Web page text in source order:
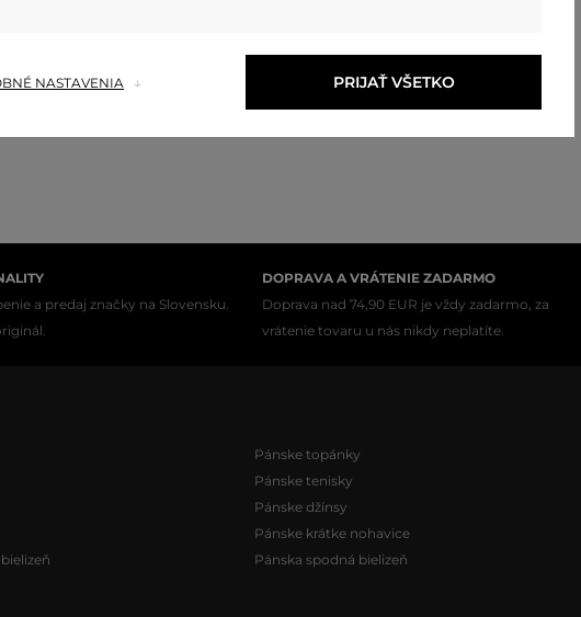
Dostupné veľkosti:
M
a predaj značky na Slovensku.
DOPRAVA A VRÁTENIE ZADARMO
Doprava nad 74,90 EUR je vždy zadarmo, za
vrátenie tovaru u nás nikdy neplatíte.
Pánske topánky
Pánske tenisky
Pánske džínsy
Pánske krátke nohavice
Pánska spodná bielizeň
NASTAVENIA PRIJAŤ VŠETKO